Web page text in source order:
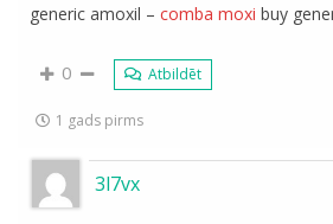
generic amoxil –comba moxi buy
0 Atbildēt
1 gads pirms
3l7vx